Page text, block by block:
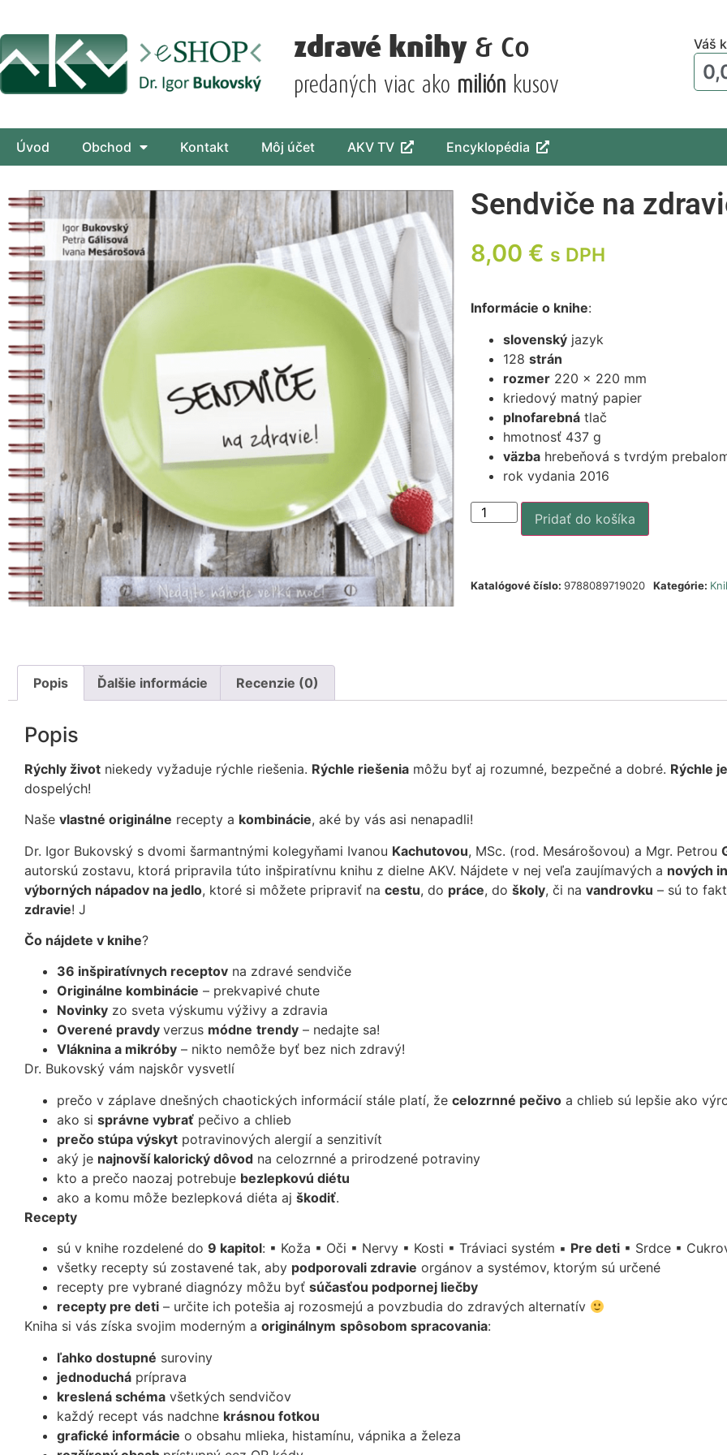
zdravé knihy& Co
predaných viac ako milión kusov
Váš
Úvod Obchod Kontakt Môj účet AKV TV Encyklopédia
Sendviče na
8,00 € s DPH
Informácie o knihe:
slovenský jazyk
128 strán
rozmer 220 x 220 mm
kriedový matný papier
plnofarebná tlač
hmotnosť 437 g
väzba hrebeňová s tvrdým
rok vydania 2016
Pridať do košíka
Katalógové číslo: 9788089719020 Kategórie:
Popis Ďalšie informácie Recenzie (0)
Popis
Rýchly život niekedy vyžaduje rýchle riešenia. Rýchle riešenia môžu byť aj rozumné, bezpečné a dobré. Rýchle
dospelých!
Naše vlastné originálne recepty a kombinácie, aké by vás asi nenapadli!
Dr. Igor Bukovský s dvomi šarmantnými kolegyňami Ivanou Kachutovou, MSc. (rod. Mesárošovou) a Mgr. Petrou
autorskú zostavu, ktorá pripravila túto inšpiratívnu knihu z dielne AKV. Nájdete v nej veľa zaujímavých a nových
výborných nápadov na jedlo, ktoré si môžete pripraviť na cestu, do práce, do školy, či na vandrovku – sú to
zdravie! J
Čo nájdete v knihe?
36 inšpiratívnych receptov na zdravé sendviče
Originálne kombinácie – prekvapivé chute
Novinky zo sveta výskumu výživy a zdravia
Overené pravdy verzus módne trendy – nedajte sa!
Vláknina a mikróby – nikto nemôže byť bez nich zdravý!
Dr. Bukovský vám najskôr vysvetlí
prečo v záplave dnešných chaotických informácií stále platí, že celozrnné pečivo a chlieb sú lepšie ako
ako si správne vybrať pečivo a chlieb
prečo stúpa výskyt potravinových alergií a senzitivít
aký je najnovší kalorický dôvod na celozrnné a prirodzené potraviny
kto a prečo naozaj potrebuje bezlepkovú diétu
ako a komu môže bezlepková diéta aj škodiť.
Recepty
sú v knihe rozdelené do 9 kapitol: ▪ Koža ▪ Oči ▪ Nervy ▪ Kosti ▪ Tráviaci systém ▪ Pre deti ▪ Srdce ▪
všetky recepty sú zostavené tak, aby podporovali zdravie orgánov a systémov, ktorým sú určené
recepty pre vybrané diagnózy môžu byť súčasťou podpornej liečby
recepty pre deti – určite ich potešia aj rozosmejú a povzbudia do zdravých alternatív
Kniha si vás získa svojim moderným a originálnym spôsobom spracovania:
ľahko dostupné suroviny
jednoduchá príprava
kreslená schéma všetkých sendvičov
každý recept vás nadchne krásnou fotkou
grafické informácie o obsahu mlieka, histamínu, vápnika a železa